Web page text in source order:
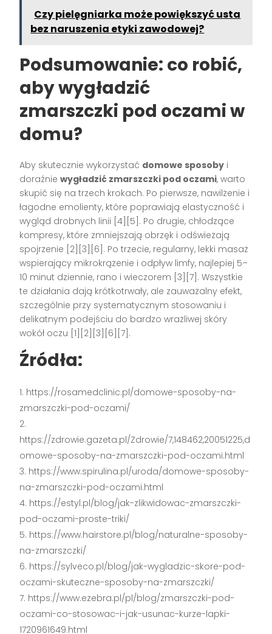
Czy pielęgniarka może powiększyć usta
bez naruszenia etyki zawodowej?
Podsumowanie: co robić,
aby wygładzić
zmarszczki pod oczami w
domu?
Aby skutecznie wykorzystać domowe sposoby i
doraźniewygładzić zmarszczki pod oczami, warto
skupić się na trzech krokach. Po pierwsze, nawilżenie i
łagodne emolienty, które poprawiają elastyczność i
wygląd drobnych linii [4][5]. Po drugie, chłodzące
kompresy, które zmniejszają obrzęk i odświeżają
spojrzenie [2][3][6]. Po trzecie, regularny, lekki masaż
wspierający mikrokrążenie i odpływ limfy, najlepiej 5–
10 minut dziennie, rano i wieczorem [3][7]. Wszystkie
te działania dają krótkotrwały, ale zauważalny efekt,
szczególnie przy systematycznym stosowaniu i
delikatnym podejściu do bardzo wrażliwej skóry
wokół oczu [1][2][3][6][7].
Źródła:
https://rosamedclinic.pl/domowe-sposoby-na-
zmarszczki-pod-oczami/
https://zdrowie.gazeta.pl/Zdrowie/7,148462,20051225,d
omowe-sposoby-na-zmarszczki-pod-oczami.html
https://www.spirulina.pl/uroda/domowe-sposoby-
na-zmarszczki-pod-oczami.html
https://estyl.pl/blog/jak-zlikwidowac-zmarszczki-
pod-oczami-proste-triki/
https://www.hairstore.pl/blog/naturalne-sposoby-
na-zmarszczki/
https://sylveco.pl/blog/jak-wygladzic-skore-pod-
oczami-skuteczne-sposoby-na-zmarszczki/
https://www.ezebra.pl/pl/blog/zmarszczki-pod-
oczami-co-stosowac-i-jak-usunac-kurze-lapki-
1720961649.html